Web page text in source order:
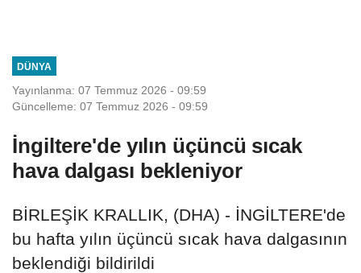
DÜNYA
Yayınlanma: 07 Temmuz 2026 - 09:59
Güncelleme: 07 Temmuz 2026 - 09:59
İngiltere'de yılın üçüncü sıcak
hava dalgası bekleniyor
BİRLEŞİK KRALLIK, (DHA) - İNGİLTERE'de
bu hafta yılın üçüncü sıcak hava dalgasının
beklendiği bildirildi